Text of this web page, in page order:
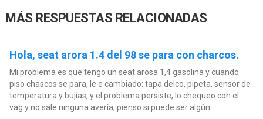
MÁS RESPUESTAS RELACIONADAS
Hola, seat arora 1.4 del 98 se para con charcos.
Mi problema es que tengo un seat arosa 1,4 gasolina y cuando
piso chascos se para, le e cambiado: tapa delco, pipeta, sensor de
temperatura y bujías, y el problema persiste, lo chequeo con el
vag y no sale ninguna avería, pienso si puede ser algún...